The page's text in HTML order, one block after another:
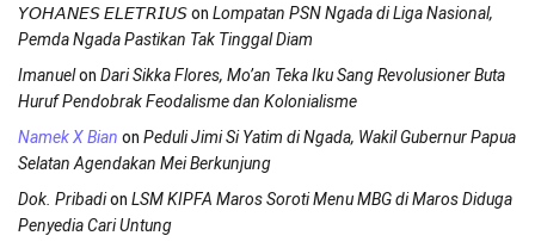
𝘠𝘖𝘏𝘈𝘕𝘌𝘚 𝘌𝘓𝘌𝘛𝘙𝘐𝘜𝘚on Lompatan PSN Ngada di Liga Nasional,
Pemda Ngada Pastikan Tak Tinggal Diam
Imanuelon Dari Sikka Flores, Mo’an Teka Iku Sang Revolusioner Buta
Huruf Pendobrak Feodalisme dan Kolonialisme
Namek X Bian on Peduli Jimi Si Yatim di Ngada, Wakil Gubernur Papua
Selatan Agendakan Mei Berkunjung
Dok. Pribadion LSM KIPFA Maros Soroti Menu MBG di Maros Diduga
Penyedia Cari Untung